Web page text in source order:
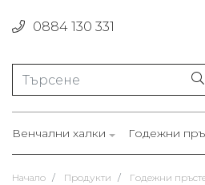
0884 130 331
Венчални халки Годежни
Начало Продукти Годежни